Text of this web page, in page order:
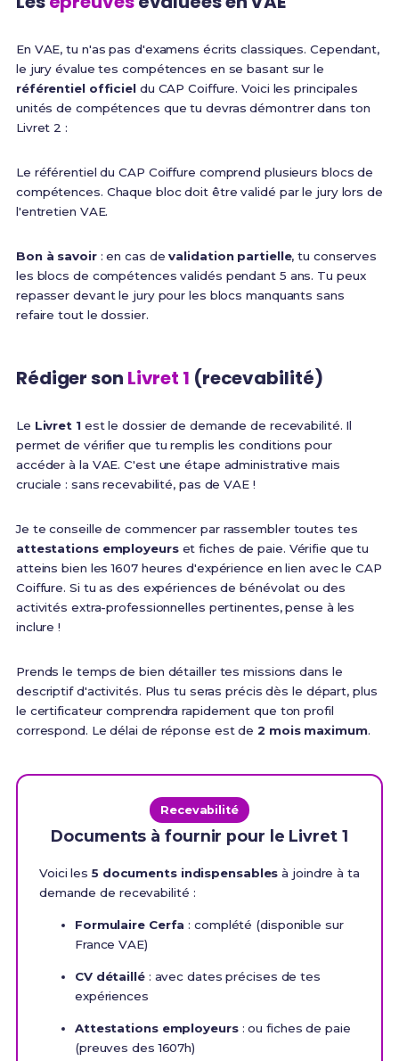
En VAE, tu n'as pas d'examens écrits classiques. Cependant,
le jury évalue tes compétences en se basant sur le
référentiel officieldu CAP Coiffure. Voici les principales
unités de compétences que tu devras démontrer dans ton
Livret 2 :
Le référentiel du CAP Coiffure comprend plusieurs blocs de
compétences. Chaque bloc doit être validé par le jury lors de
l'entretien VAE.
Bon à savoir: en cas devalidation partielle, tu conserves
les blocs de compétences validés pendant 5 ans. Tu peux
repasser devant le jury pour les blocs manquants sans
refaire tout le dossier.
Rédiger son Livret 1 (recevabilité)
Le Livret 1est le dossier de demande de recevabilité. Il
permet de vérifier que tu remplis les conditions pour
accéder à la VAE. C'est une étape administrative mais
cruciale : sans recevabilité, pas de VAE !
Je te conseille de commencer par rassembler toutes tes
attestations employeurset fiches de paie. Vérifie que tu
atteins bien les 1607 heures d'expérience en lien avec le CAP
Coiffure. Si tu as des expériences de bénévolat ou des
activités extra-professionnelles pertinentes, pense à les
inclure !
Prends le temps de bien détailler tes missions dans le
descriptif d'activités. Plus tu seras précis dès le départ, plus
le certificateur comprendra rapidement que ton profil
correspond. Le délai de réponse est de2 mois maximum.
Recevabilité
Documents à fournir pour le Livret 1
Voici les 5 documents indispensables à joindre à ta
demande de recevabilité :
Formulaire Cerfa : complété (disponible sur
France VAE)
CV détaillé: avec dates précises de tes
expériences
Attestations employeurs: ou fiches de paie
(preuves des 1607h)